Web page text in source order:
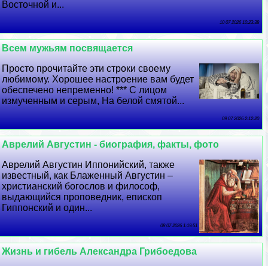
Восточной и...
10 07 2026 10:23:38
Всем мужьям посвящается
Просто прочитайте эти строки своему
любимому. Хорошее настроение вам будет
обеспечено непременно! *** С лицом
измученным и серым, На белой смятой...
09 07 2026 2:12:20
Аврелий Августин - биография, факты, фото
Аврелий Августин Иппонийский, также
известный, как Блаженный Августин –
христианский богослов и философ,
выдающийся проповедник, епископ
Гиппонский и один...
08 07 2026 1:19:51
Жизнь и гибель Александра Грибоедова